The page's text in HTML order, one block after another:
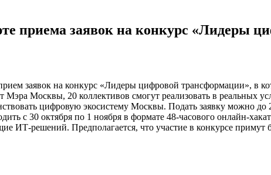
приема заявок на конкурс «Лидеры
заявок на конкурс «Лидеры цифровой трансформации», в
Мэра Москвы, 20 коллективов смогут реализовать в реальных
цифровую экосистему Москвы. Подать заявку можно
с 30 октября по 1 ноября в формате 48-часового онлайн-
ИТ-решений. Предполагается, что участие в конкурсе примут